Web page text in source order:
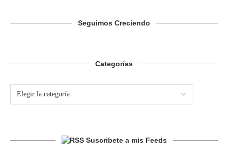
Seguimos Creciendo
Categorías
Suscribete a mis Feeds